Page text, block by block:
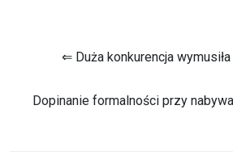
⇐ Duża konkurencja
Dopinanie formalności przy